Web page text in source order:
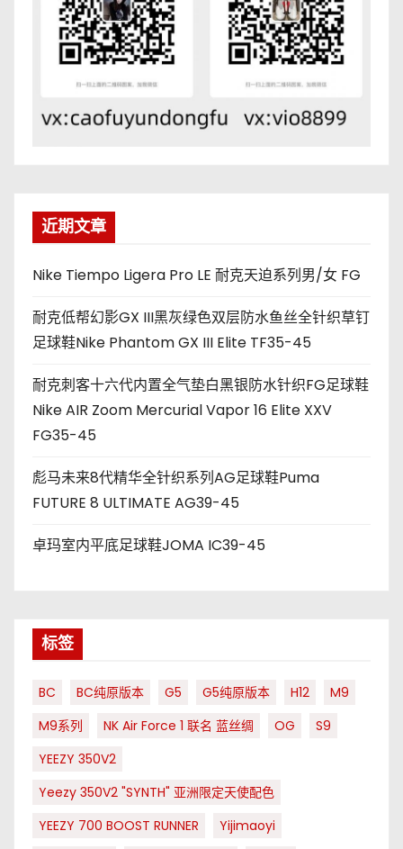
近期文章
Nike Tiempo Ligera Pro LE 耐克天迫系列男/女 FG
耐克低帮幻影GX III黑灰绿色双层防水鱼丝全针织草钉
足球鞋Nike Phantom GX III Elite TF35-45
耐克刺客十六代内置全气垫白黑银防水针织FG足球鞋
Nike AIR Zoom Mercurial Vapor 16 Elite XXV
FG35-45
彪马未来8代精华全针织系列AG足球鞋Puma
FUTURE 8 ULTIMATE AG39-45
卓玛室内平底足球鞋JOMA IC39-45
标签
BC BC纯原版本 G5 G5纯原版本 H12
M9
M9系列
NK Air Force 1 联名 蓝丝绸 OG
S9
YEEZY 350V2
Yeezy 350V2 "SYNTH" 亚洲限定天使配色
YEEZY 700 BOOST RUNNER
Yijimaoyi